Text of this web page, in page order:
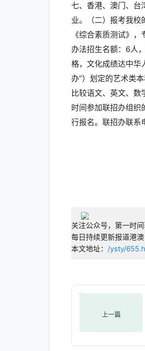
七、香港、澳门、台
业。（二）报考我校
《综合素质测试》
办法招生名额：6人
格，文化成绩达中
办”）划定的艺术类
比较语文、英文、
时间参加联招办组
行报名。联招办联
关注公众号，第一时
每日持续更新报道港
本文地址： /ysty/
上一篇